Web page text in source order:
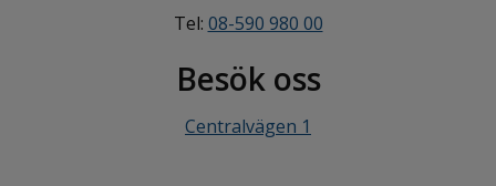
Tel: 08-590 980 00
Besök oss
Centralvägen 1